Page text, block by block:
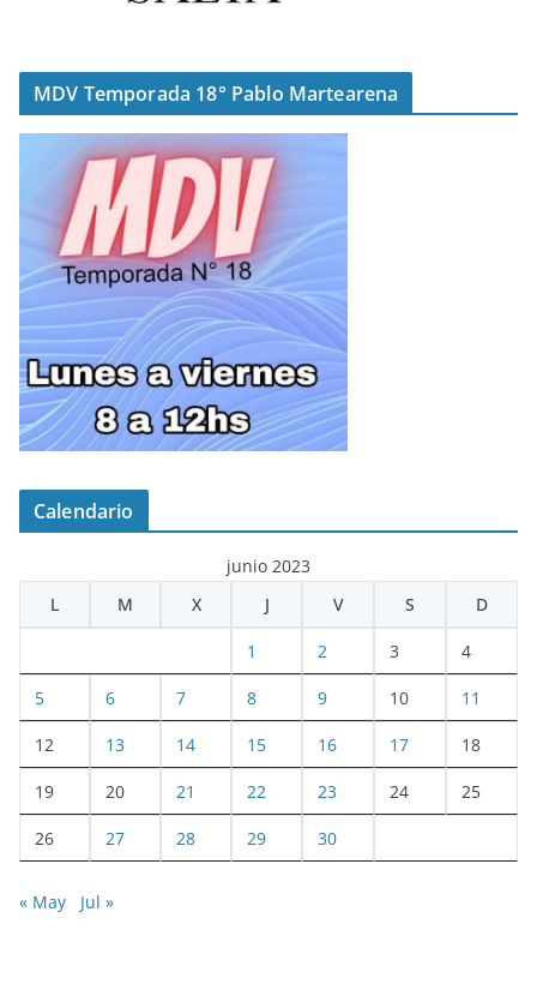
MDV Temporada 18° Pablo Martearena
Calendario
junio 2023
L
M X J V S D
1 2 3 4
5 6 7 8 9 10 11
12 13 14 15 16 17 18
19 20 21 22 23 24 25
26 27 28 29 30
« May Jul »